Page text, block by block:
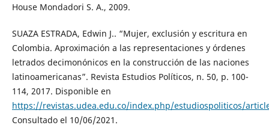
House Mondadori S. A., 2009.
SUAZA ESTRADA, Edwin J.. “Mujer, exclusión y escritura en
Colombia. Aproximación a las representaciones y órdenes
letrados decimonónicos en la construcción de las naciones
latinoamericanas”. Revista Estudios Políticos, n. 50, p. 100-
114, 2017. Disponible en
https://revistas.udea.edu.co/index.php/estudiospoliticos/
Consultado el 10/06/2021.